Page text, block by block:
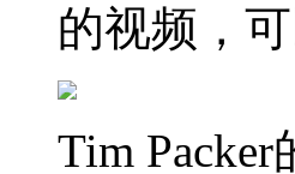
的视频，
Tim